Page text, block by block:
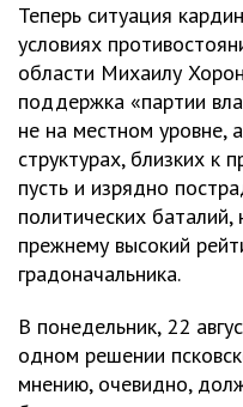
Теперь ситуация
условиях
области Михаилу
поддержка «партии
не на местном уровне,
структурах, близких к
пусть и изрядно
политических баталий,
прежнему высокий
градоначальника.
В понедельник, 22
одном решении
мнению, очевидно,